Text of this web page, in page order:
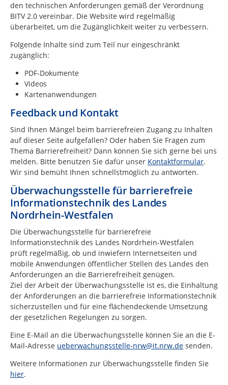
den technischen Anforderungen gemäß der Verordnung
BITV 2.0 vereinbar. Die Website wird regelmäßig
überarbeitet, um die Zugänglichkeit weiter zu verbessern.
Folgende Inhalte sind zum Teil nur eingeschränkt
zugänglich:
PDF-Dokumente
Videos
Kartenanwendungen
Feedback und Kontakt
Sind Ihnen Mängel beim barrierefreien Zugang zu Inhalten
auf dieser Seite aufgefallen? Oder haben Sie Fragen zum
Thema Barrierefreiheit? Dann können Sie sich gerne bei uns
melden. Bitte benutzen Sie dafür unser Kontaktformular.
Wir sind bemüht Ihnen schnellstmöglich zu antworten.
Überwachungsstelle für barrierefreie
Informationstechnik des Landes
Nordrhein-Westfalen
Die Überwachungsstelle für barrierefreie
Informationstechnik des Landes Nordrhein-Westfalen
prüft regelmäßig, ob und inwiefern Internetseiten und
mobile Anwendungen öffentlicher Stellen des Landes den
Anforderungen an die Barrierefreiheit genügen.
Ziel der Arbeit der Überwachungsstelle ist es, die Einhaltung
der Anforderungen an die barrierefreie Informationstechnik
sicherzustellen und für eine flächendeckende Umsetzung
der gesetzlichen Regelungen zu sorgen.
Eine E-Mail an die Überwachungsstelle können Sie an die E-
Mail-Adresse ueberwachungsstelle-nrw@it.nrw.de senden.
Weitere Informationen zur Überwachungsstelle finden Sie
hier.